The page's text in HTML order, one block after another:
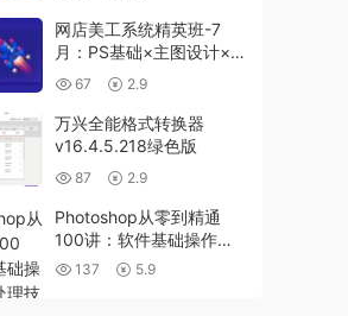
网店美工系统精英班-7
月：PS基础×主图设计×
海报实战×详情页×首页装
修×产品修图×视频剪辑×
人像精修。
67 2.9
万兴全能格式转换器
v16.4.5.218绿色版
87 2.9
Photoshop从零到精通
100讲：软件基础操作、
图像处理技术、高级功能
137 5.9